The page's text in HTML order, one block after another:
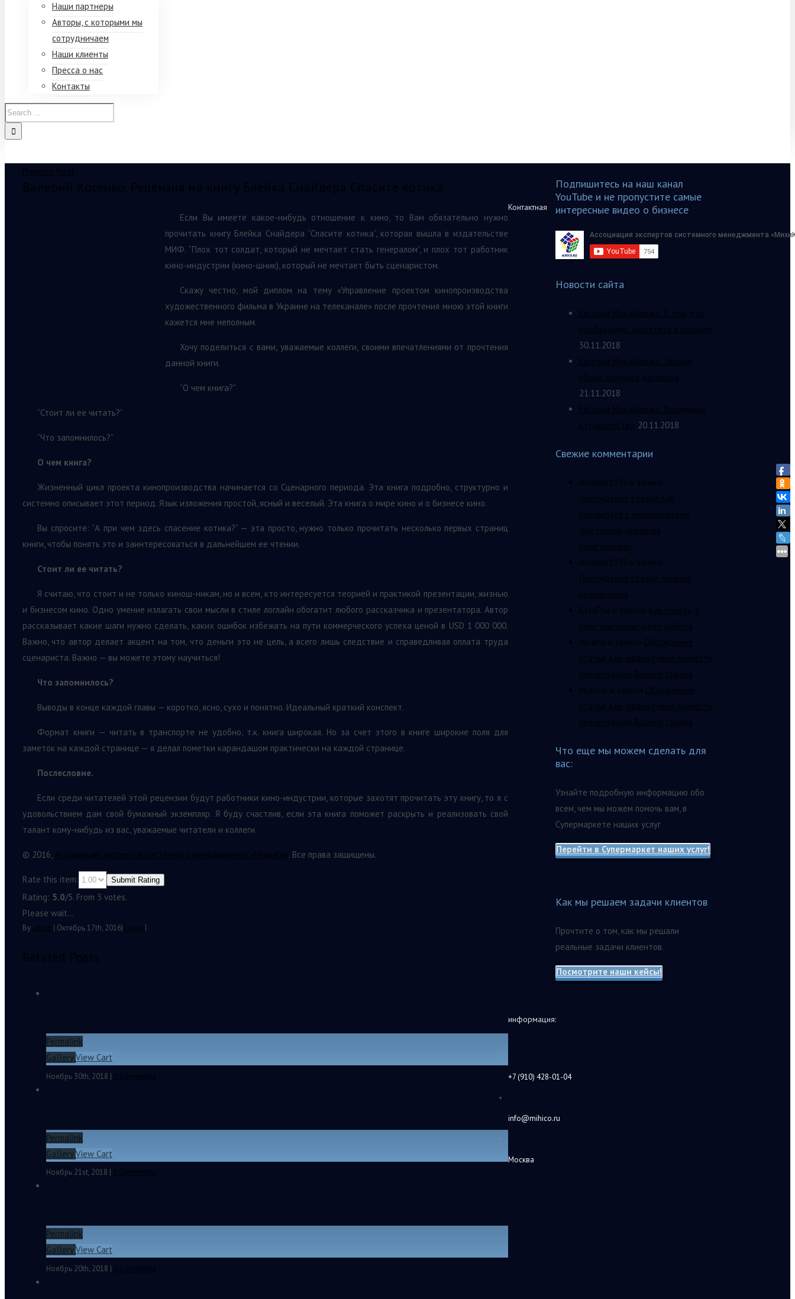
Наши партнеры
Авторы, с которыми мы
сотрудничаем
Наши клиенты
Пресса о нас
Контакты
Previous Next
Валерий Косенко. Рецензия на книгу Блейка Снайдера Спасите котика
Если Вы имеете какое-нибудь отношение к кино, то Вам обязательно нужно
прочитать книгу Блейка Снайдера “Спасите котика”, которая вышла в издательстве
МИФ. “Плох тот солдат, который не мечтает стать генералом”, и плох тот работник
кино-индустрии (кино-шник), который не мечтает быть сценаристом.
Скажу честно, мой диплом на тему «Управление проектом кинопроизводства
художественного фильма в Украине на телеканале» после прочтения мною этой книги
кажется мне неполным.
Хочу поделиться с вами, уважаемые коллеги, своими впечатлениями от прочтения
данной книги.
“О чем книга?”
“Стоит ли ее читать?”
“Что запомнилось?”
О чем книга?
Жизненный цикл проекта кинопроизводства начинается со Сценарного периода. Эта книга подробно, структурно и
системно описывает этот период. Язык изложения простой, ясный и веселый. Эта книга о мире кино и о бизнесе кино.
Вы спросите: “А при чем здесь спасение котика?” — эта просто, нужно только прочитать несколько первых страниц
книги, чтобы понять это и заинтересоваться в дальнейшем ее чтении.
Стоит ли ее читать?
Я считаю, что стоит и не только кинош-никам, но и всем, кто интересуется теорией и практикой презентации, жизнью
и бизнесом кино. Одно умение излагать свои мысли в стиле логлайн обогатит любого рассказчика и презентатора. Автор
рассказывает какие шаги нужно сделать, каких ошибок избежать на пути коммерческого успеха ценой в USD 1 000 000.
Важно, что автор делает акцент на том, что деньги это не цель, а всего лишь следствие и справедливая оплата труда
сценариста. Важно — вы можете этому научиться!
Что запомнилось?
Выводы в конце каждой главы — коротко, ясно, сухо и понятно. Идеальный краткий конспект.
Формат книги — читать в транспорте не удобно, т.к. книга широкая. Но за счет этого в книге широкие поля для
заметок на каждой странице — я делал пометки карандашом практически на каждой странице.
Послесловие.
Если среди читателей этой рецензии будут работники кино-индустрии, которые захотят прочитать эту книгу, то я с
удовольствием дам свой бумажный экземпляр. Я буду счастлив, если эта книга поможет раскрыть и реализовать свой
талант кому-нибудь из вас, уважаемые читатели и коллеги.
© 2016, Ассоциация экспертов системного менеджмента «МихиКо». Все права защищены.
Rate this item: Submit Rating
Rating: 5.0/5. From 3 votes.
Please wait...
By admin| Октябрь 17th, 2016|Статьи|
Related Posts
Permalink
GalleryView Cart
Евгений Михайленко. О том, что необходимо запретить в рекламе
Ноябрь 30th, 2018 | 0 Comments
Permalink
GalleryView Cart
Евгений Михайленко. Теория общественного договора.
Ноябрь 21st, 2018 | 0 Comments
Permalink
GalleryView Cart
Евгений Михайленко. Вспоминая студенчество.
Ноябрь 20th, 2018 | 0 Comments
Подпишитесь на наш канал
YouTube и не пропустите самые
интересные видео о бизнесе
Новости сайта
Евгений Михайленко. О том, что
необходимо запретить в рекламе
30.11.2018
Евгений Михайленко. Теория
общественного договора.
21.11.2018
Евгений Михайленко. Вспоминая
студенчество. 20.11.2018
Свежие комментарии
Almazik1995 к записи
Обсуждение статьи Как
справиться с «человеческим
фактором», управляя
работниками
Almazik1995 к записи
Обсуждение статьи Лишняя
информация
EstaThe к записи Как понять, в
плюс или минус идет работа
Veleno к записи Обсуждение
статьи Как эффективно провести
презентацию Вашего товара
Muleno к записи Обсуждение
статьи Как эффективно провести
презентацию Вашего товара
Что еще мы можем сделать для
вас:
Узнайте подробную информацию обо
всем, чем мы можем помочь вам, в
Супермаркете наших услуг
Перейти в Супермаркет наших услуг!
Как мы решаем задачи клиентов
Прочтите о том, как мы решали
реальные задачи клиентов.
Посмотрите наши кейсы!
Контактная
информация:
+7 (910) 428-01-04
info@mihico.ru
Москва